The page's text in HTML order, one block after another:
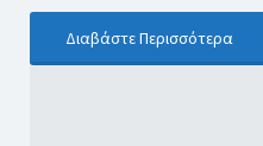
Διαβάστε Περισσότερα